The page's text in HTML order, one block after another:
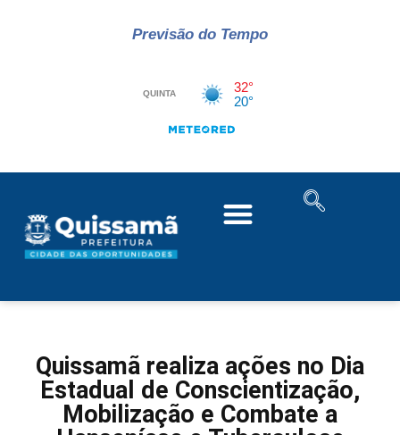
Previsão do Tempo
Quissamã realiza ações no Dia
Estadual de Conscientização,
Mobilização e Combate a